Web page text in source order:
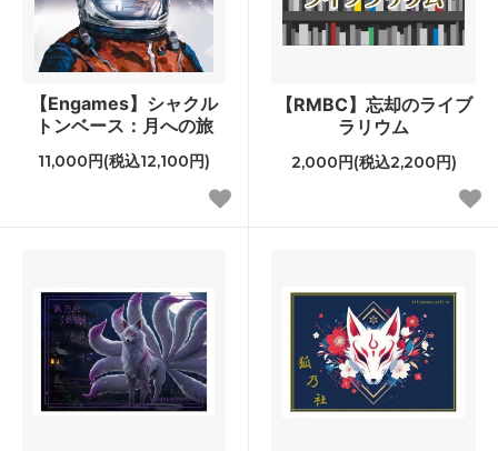
【Engames】シャクル
トンベース：月への旅
11,000円(税込12,100円)
【RMBC】忘却のライブ
ラリウム
2,000円(税込2,200円)